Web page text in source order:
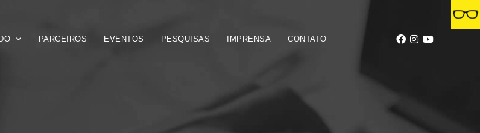
PARCEIROS EVENTOS PESQUISAS IMPRENSA CONTATO